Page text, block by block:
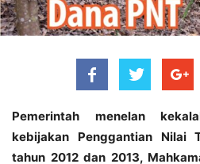
Pemerintah menelan
kebijakan Penggantian Nilai
tahun 2012 dan 2013,